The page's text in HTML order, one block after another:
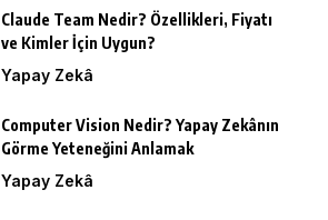
Claude Team Nedir? Özellikleri, Fiyatı
ve Kimler İçin Uygun?
Yapay Zekâ
Computer Vision Nedir? Yapay Zekânın
Görme Yeteneğini Anlamak
Yapay Zekâ